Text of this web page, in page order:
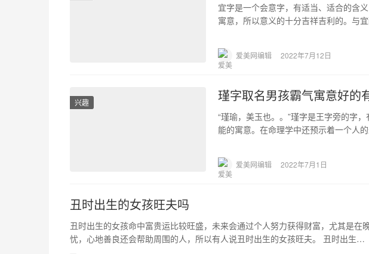
宜字是一个会意字，有适当、适合的含
寓意，所以意义的十分吉祥吉利的。与
爱美网编辑 2022年7月12日
兴趣 瑾字取名男孩霸气寓意好的
“瑾瑜，美玉也。。”瑾字是王字旁的字
能的寓意。在命理学中还预示着一个人
爱美网编辑 2022年7月1日
丑时出生的女孩旺夫吗
丑时出生的女孩命中富贵运比较旺盛，未来会通过个人努力获得财富，尤其是在
忧，心地善良还会帮助周围的人，所以有人说丑时出生的女孩旺夫。 丑时出生…